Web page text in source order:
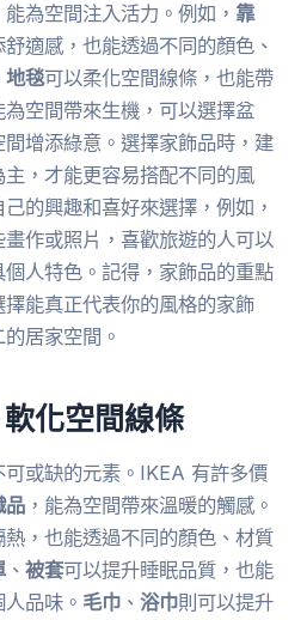
能為空間注入活力。例如， 靠
適感，也能透過不同的顏色、
地毯可以柔化空間線條，也能帶
為空間帶來生機，可以選擇盆
增添綠意。選擇家飾品時，建
，才能更容易搭配不同的風
的興趣和喜好來選擇，例如，
作或照片，喜歡旅遊的人可以
人特色。記得，家飾品的重點
能真正代表你的風格的家飾
居家空間。
化空間線條
或缺的元素。IKEA 有許多價
品 ，能為空間帶來溫暖的觸感。
，也能透過不同的顏色、材質
、 被套可以提升睡眠品質，也能
品味。 毛巾 、 浴巾則可以提升